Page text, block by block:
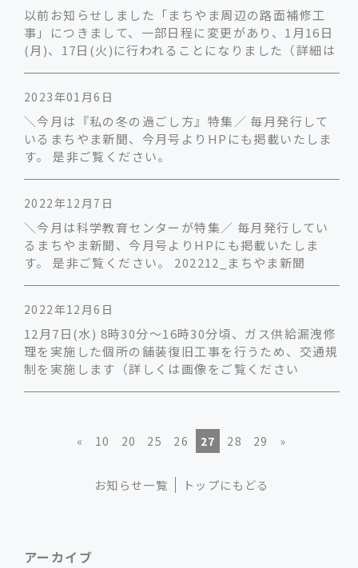
以前お知らせしました「まちやま周辺の路面補修工
事」につきまして、一部日程に変更があり、1月16日
(月)、17日(火)に行われることになりました（詳細は
2023年01月6日
＼今月は『私の冬の過ごし方』特集／ 毎月発行して
いるまちやま新聞、今月号よりHPにも掲載いたしま
す。 是非ご覧ください。
2022年12月7日
＼今月は科学教育センターが特集／ 毎月発行してい
るまちやま新聞、今月号よりHPにも掲載いたしま
す。 是非ご覧ください。 202212_まちやま新聞
2022年12月6日
12月7日(水) 8時30分～16時30分頃、ガス供給漏洩修
理を実施した個所の舗装復旧工事を行うため、交通規
制を実施します（詳しくは画像をご覧ください
« 10 20 25 26 27 28 29 »
お知らせ一覧 トップにもどる
アーカイブ